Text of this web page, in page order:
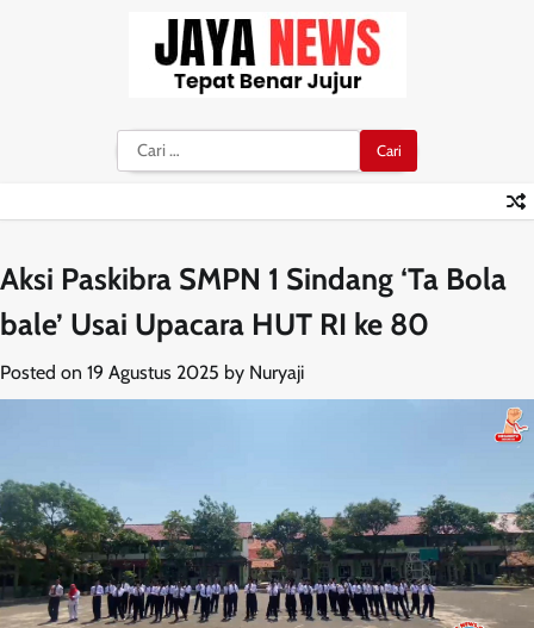
Cari
untuk:
Aksi Paskibra SMPN 1 Sindang ‘Ta Bola
bale’ Usai Upacara HUT RI ke 80
Posted on 19 Agustus 2025 by Nuryaji